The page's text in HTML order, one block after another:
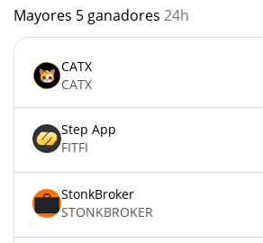
Mayores 5 ganadores 24h
CATX
CATX
Step App
FITFI
StonkBroker
STONKBROKER